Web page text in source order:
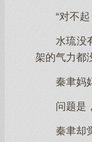
“对不
水琉没
架的气力都
秦聿妈
问题是
秦聿却